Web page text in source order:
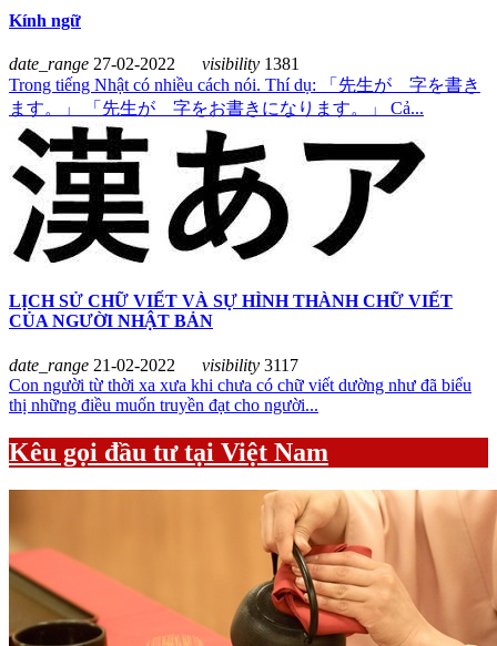
Kính ngữ
date_range 27-02-2022 visibility 1381
Trong tiếng Nhật có nhiều cách nói. Thí dụ: 「先生が 字を書き
ます。」 「先生が 字をお書きになります。」 Cả...
LỊCH SỬ CHỮ VIẾT VÀ SỰ HÌNH THÀNH CHỮ VIẾT
CỦA NGƯỜI NHẬT BẢN
date_range 21-02-2022 visibility 3117
Con người từ thời xa xưa khi chưa có chữ viết dường như đã biểu
thị những điều muốn truyền đạt cho người...
Kêu gọi đầu tư tại Việt Nam